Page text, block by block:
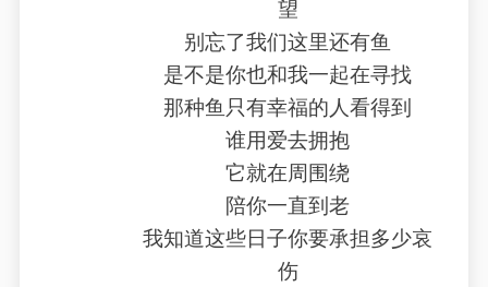
望
别忘了我们这里还有鱼
是不是你也和我一起在寻找
那种鱼只有幸福的人看得到
谁用爱去拥抱
它就在周围绕
陪你一直到老
我知道这些日子你要承担多少哀
伤